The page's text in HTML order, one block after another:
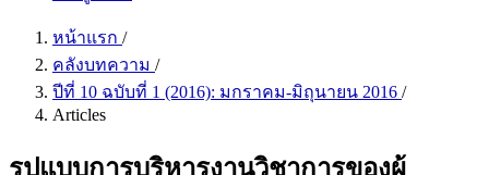
หน้าแรก /
คลังบทความ /
ปีที่ 10 ฉบับที่ 1 (2016): มกราคม-มิถุนายน 2016 /
Articles
รูปแบบการบริหารงานวิชาการของผู้